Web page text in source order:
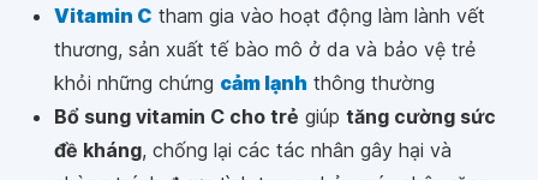
Vitamin C tham gia vào hoạt động làm lành vết
thương, sản xuất tế bào mô ở da và bảo vệ trẻ
khỏi những chứng cảm lạnh thông thường
Bổ sung vitamin C cho trẻ giúp tăng cường sức
đề kháng, chống lại các tác nhân gây hại và